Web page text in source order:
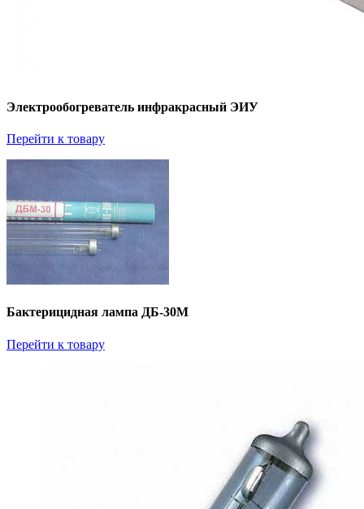
Электрообогреватель инфракрасный ЭИУ
Перейти к товару
Бактерицидная лампа ДБ-30М
Перейти к товару